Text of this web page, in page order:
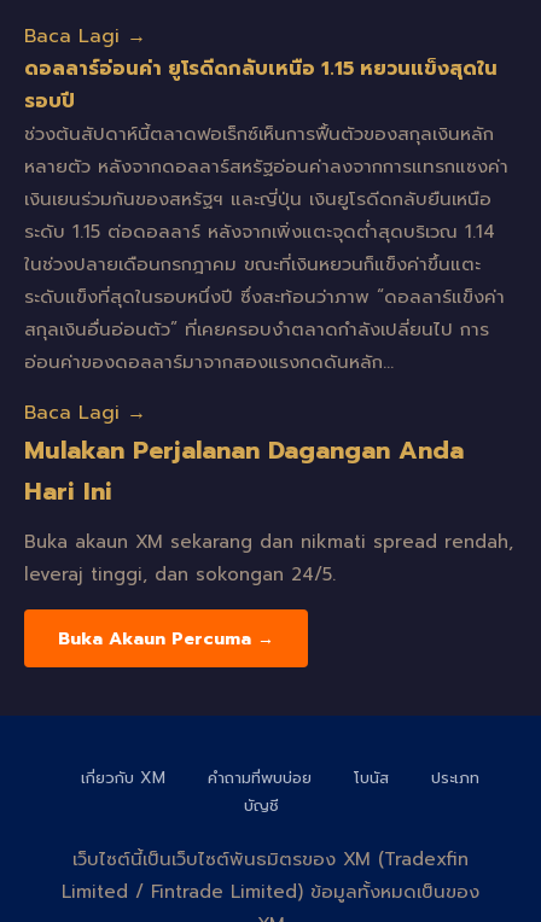
Baca Lagi →
ดอลลาร์อ่อนค่า ยูโรดีดกลับเหนือ 1.15 หยวนแข็งสุดใน
รอบปี
ช่วงต้นสัปดาห์นี้ตลาดฟอเร็กซ์เห็นการฟื้นตัวของสกุลเงินหลัก
หลายตัว หลังจากดอลลาร์สหรัฐอ่อนค่าลงจากการแทรกแซงค่า
เงินเยนร่วมกันของสหรัฐฯ และญี่ปุ่น เงินยูโรดีดกลับยืนเหนือ
ระดับ 1.15 ต่อดอลลาร์ หลังจากเพิ่งแตะจุดต่ำสุดบริเวณ 1.14
ในช่วงปลายเดือนกรกฎาคม ขณะที่เงินหยวนก็แข็งค่าขึ้นแตะ
ระดับแข็งที่สุดในรอบหนึ่งปี ซึ่งสะท้อนว่าภาพ “ดอลลาร์แข็งค่า
สกุลเงินอื่นอ่อนตัว” ที่เคยครอบงำตลาดกำลังเปลี่ยนไป การ
อ่อนค่าของดอลลาร์มาจากสองแรงกดดันหลัก…
Baca Lagi →
Mulakan Perjalanan Dagangan Anda
Hari Ini
Buka akaun XM sekarang dan nikmati spread rendah,
leveraj tinggi, dan sokongan 24/5.
Buka Akaun Percuma →
เกี่ยวกับ XM คำถามที่พบบ่อย โบนัส
ประเภท
บัญชี
เว็บไซต์นี้เป็นเว็บไซต์พันธมิตรของ XM (Tradexfin
Limited / Fintrade Limited) ข้อมูลทั้งหมดเป็นของ